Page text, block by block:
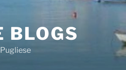
BLOGS